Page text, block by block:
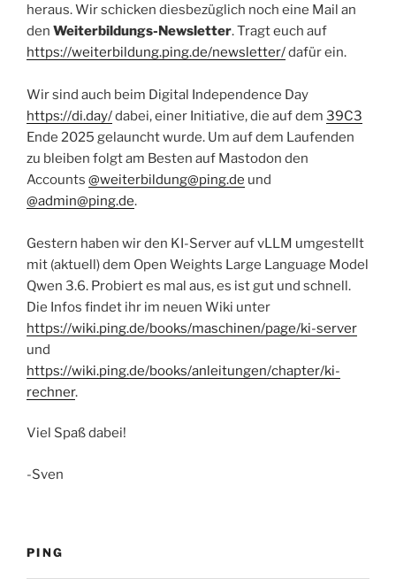
heraus. Wir schicken diesbezüglich noch eine Mail an
den Weiterbildungs-Newsletter. Tragt euch auf
https://weiterbildung.ping.de/newsletter/dafür ein.
Wir sind auch beim Digital Independence Day
https://di.day/dabei, einer Initiative, die auf dem 39C3
Ende 2025 gelauncht wurde. Um auf dem Laufenden
zu bleiben folgt am Besten auf Mastodon den
Accounts @weiterbildung@ping.de und
@admin@ping.de.
Gestern haben wir den KI-Server auf vLLM umgestellt
mit (aktuell) dem Open Weights Large Language Model
Qwen 3.6. Probiert es mal aus, es ist gut und schnell.
Die Infos findet ihr im neuen Wiki unter
https://wiki.ping.de/books/maschinen/page/ki-server
und
https://wiki.ping.de/books/anleitungen/chapter/ki-
rechner.
Viel Spaß dabei!
-Sven
PING